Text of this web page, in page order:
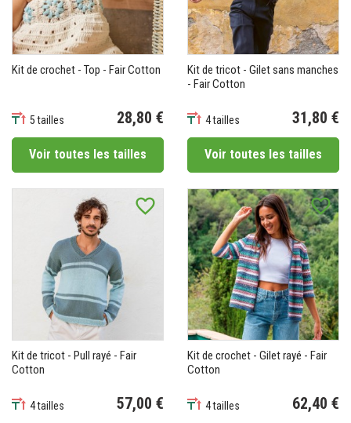
Kit de crochet - Top - Fair Cotton
5 tailles 28,80 €
Voir toutes les tailles
Kit de tricot - Gilet sans manches
- Fair Cotton
4 tailles 31,80 €
Voir toutes les tailles
favorite_border
Kit de tricot - Pull rayé - Fair
Cotton
4 tailles 57,00 €
favorite_border
Kit de crochet - Gilet rayé - Fair
Cotton
4 tailles 62,40 €